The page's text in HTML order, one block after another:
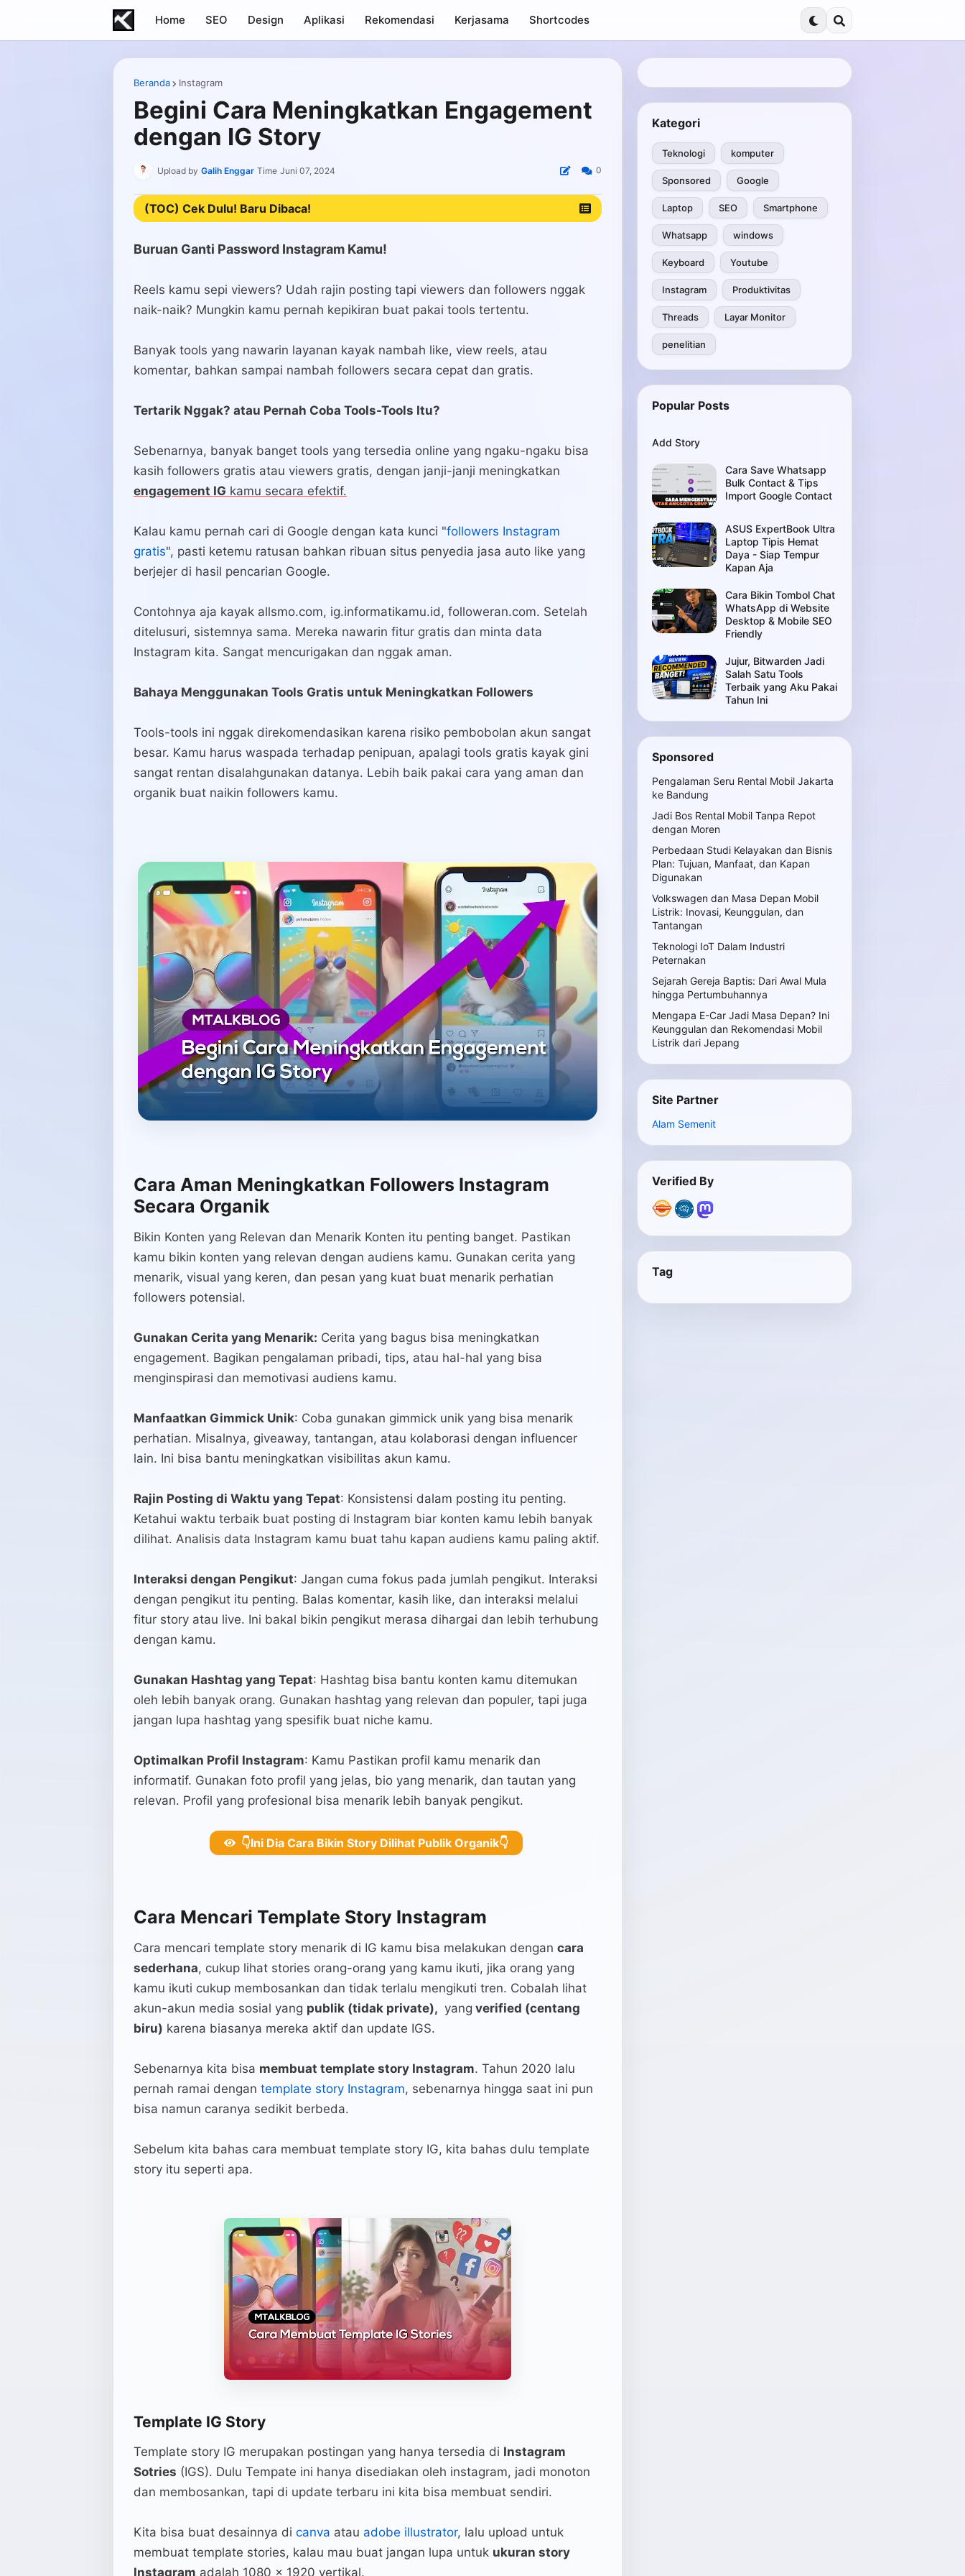
Home SEO Design Aplikasi Rekomendasi Kerjasama Shortcodes
Beranda Instagram
Begini Cara Meningkatkan Engagement
dengan IG Story
Upload by Galih Enggar Time Juni 07, 2024 0
(TOC) Cek Dulu! Baru Dibaca!
Buruan Ganti Password Instagram Kamu!
Reels kamu sepi viewers? Udah rajin posting tapi viewers dan followers nggak
naik-naik? Mungkin kamu pernah kepikiran buat pakai tools tertentu.
Banyak tools yang nawarin layanan kayak nambah like, view reels, atau
komentar, bahkan sampai nambah followers secara cepat dan gratis.
Tertarik Nggak? atau Pernah Coba Tools-Tools Itu?
Sebenarnya, banyak banget tools yang tersedia online yang ngaku-ngaku bisa
kasih followers gratis atau viewers gratis, dengan janji-janji meningkatkan
engagement IG kamu secara efektif.
Kalau kamu pernah cari di Google dengan kata kunci "followers Instagram
gratis", pasti ketemu ratusan bahkan ribuan situs penyedia jasa auto like yang
berjejer di hasil pencarian Google.
Contohnya aja kayak allsmo.com, ig.informatikamu.id, followeran.com. Setelah
ditelusuri, sistemnya sama. Mereka nawarin fitur gratis dan minta data
Instagram kita. Sangat mencurigakan dan nggak aman.
Bahaya Menggunakan Tools Gratis untuk Meningkatkan Followers
Tools-tools ini nggak direkomendasikan karena risiko pembobolan akun sangat
besar. Kamu harus waspada terhadap penipuan, apalagi tools gratis kayak gini
sangat rentan disalahgunakan datanya. Lebih baik pakai cara yang aman dan
organik buat naikin followers kamu.
Cara Aman Meningkatkan Followers Instagram
Secara Organik
Bikin Konten yang Relevan dan Menarik Konten itu penting banget. Pastikan
kamu bikin konten yang relevan dengan audiens kamu. Gunakan cerita yang
menarik, visual yang keren, dan pesan yang kuat buat menarik perhatian
followers potensial.
Gunakan Cerita yang Menarik: Cerita yang bagus bisa meningkatkan
engagement. Bagikan pengalaman pribadi, tips, atau hal-hal yang bisa
menginspirasi dan memotivasi audiens kamu.
Manfaatkan Gimmick Unik: Coba gunakan gimmick unik yang bisa menarik
perhatian. Misalnya, giveaway, tantangan, atau kolaborasi dengan influencer
lain. Ini bisa bantu meningkatkan visibilitas akun kamu.
Rajin Posting di Waktu yang Tepat: Konsistensi dalam posting itu penting.
Ketahui waktu terbaik buat posting di Instagram biar konten kamu lebih banyak
dilihat. Analisis data Instagram kamu buat tahu kapan audiens kamu paling aktif.
Interaksi dengan Pengikut: Jangan cuma fokus pada jumlah pengikut. Interaksi
dengan pengikut itu penting. Balas komentar, kasih like, dan interaksi melalui
fitur story atau live. Ini bakal bikin pengikut merasa dihargai dan lebih terhubung
dengan kamu.
Gunakan Hashtag yang Tepat: Hashtag bisa bantu konten kamu ditemukan
oleh lebih banyak orang. Gunakan hashtag yang relevan dan populer, tapi juga
jangan lupa hashtag yang spesifik buat niche kamu.
Optimalkan Profil Instagram: Kamu Pastikan profil kamu menarik dan
informatif. Gunakan foto profil yang jelas, bio yang menarik, dan tautan yang
relevan. Profil yang profesional bisa menarik lebih banyak pengikut.
👇Ini Dia Cara Bikin Story Dilihat Publik Organik👇
Cara Mencari Template Story Instagram
Cara mencari template story menarik di IG kamu bisa melakukan dengan cara
sederhana, cukup lihat stories orang-orang yang kamu ikuti, jika orang yang
kamu ikuti cukup membosankan dan tidak terlalu mengikuti tren. Cobalah lihat
akun-akun media sosial yang publik (tidak private), yang verified (centang
biru) karena biasanya mereka aktif dan update IGS.
Sebenarnya kita bisa membuat template story Instagram. Tahun 2020 lalu
pernah ramai dengan template story Instagram, sebenarnya hingga saat ini pun
bisa namun caranya sedikit berbeda.
Sebelum kita bahas cara membuat template story IG, kita bahas dulu template
story itu seperti apa.
Template IG Story
Template story IG merupakan postingan yang hanya tersedia di Instagram
Sotries (IGS). Dulu Tempate ini hanya disediakan oleh instagram, jadi monoton
dan membosankan, tapi di update terbaru ini kita bisa membuat sendiri.
Kita bisa buat desainnya di canva atau adobe illustrator, lalu upload untuk
membuat template stories, kalau mau buat jangan lupa untuk ukuran story
Instagram adalah 1080 x 1920 vertikal.
Kategori
Teknologi komputer
Sponsored Google
Laptop SEO Smartphone
Whatsapp windows
Keyboard Youtube
Instagram Produktivitas
Threads Layar Monitor
penelitian
Popular Posts
Add Story
Cara Save Whatsapp
Bulk Contact & Tips
Import Google Contact
ASUS ExpertBook Ultra
Laptop Tipis Hemat
Daya - Siap Tempur
Kapan Aja
Cara Bikin Tombol Chat
WhatsApp di Website
Desktop & Mobile SEO
Friendly
Jujur, Bitwarden Jadi
Salah Satu Tools
Terbaik yang Aku Pakai
Tahun Ini
Sponsored
Pengalaman Seru Rental Mobil Jakarta
ke Bandung
Jadi Bos Rental Mobil Tanpa Repot
dengan Moren
Perbedaan Studi Kelayakan dan Bisnis
Plan: Tujuan, Manfaat, dan Kapan
Digunakan
Volkswagen dan Masa Depan Mobil
Listrik: Inovasi, Keunggulan, dan
Tantangan
Teknologi IoT Dalam Industri
Peternakan
Sejarah Gereja Baptis: Dari Awal Mula
hingga Pertumbuhannya
Mengapa E-Car Jadi Masa Depan? Ini
Keunggulan dan Rekomendasi Mobil
Listrik dari Jepang
Site Partner
Alam Semenit
Verified By
Tag